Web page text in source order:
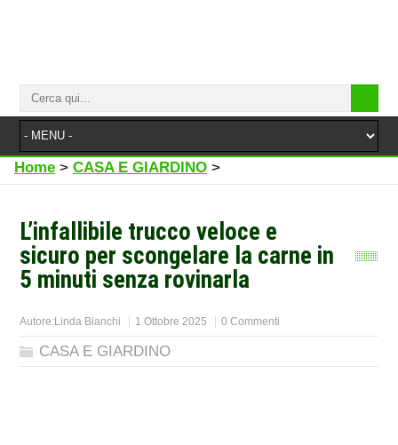
Home > CASA E GIARDINO >
L’infallibile trucco veloce e
sicuro per scongelare la carne in
5 minuti senza rovinarla
Autore:Linda Bianchi 1 Ottobre 2025 0 Commenti
CASA E GIARDINO